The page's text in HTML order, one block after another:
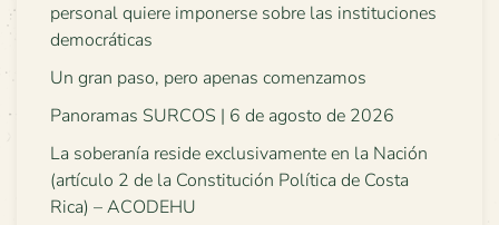
personal quiere imponerse sobre las instituciones
democráticas
Un gran paso, pero apenas comenzamos
Panoramas SURCOS | 6 de agosto de 2026
La soberanía reside exclusivamente en la Nación
(artículo 2 de la Constitución Política de Costa
Rica) – ACODEHU